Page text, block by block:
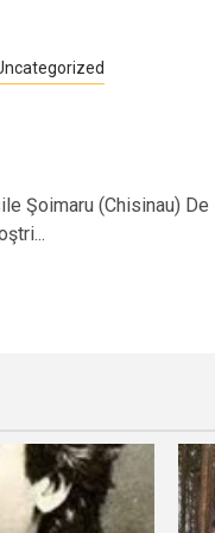
Şoimaru (Chisinau)